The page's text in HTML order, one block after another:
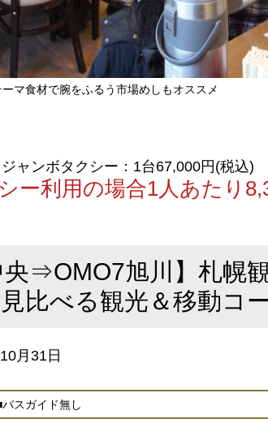
マ食材で腕をふるう市場めしもオススメ
ャンボタクシー：1台67,000円(税込)
ー利用の場合1人あたり
央⇒OMO7旭川】札幌
比べる観光＆移動コ
月31日
ガイド無し